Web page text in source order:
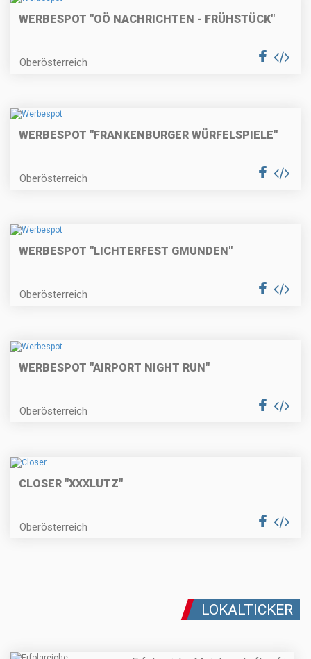
WERBESPOT "OÖ NACHRICHTEN - FRÜHSTÜCK"
Oberösterreich
WERBESPOT "FRANKENBURGER WÜRFELSPIELE"
Oberösterreich
WERBESPOT "LICHTERFEST GMUNDEN"
Oberösterreich
WERBESPOT "AIRPORT NIGHT RUN"
Oberösterreich
CLOSER "XXXLUTZ"
Oberösterreich
LOKALTICKER